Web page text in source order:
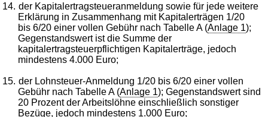
14. der Kapitalertragsteueranmeldung sowie für jede weitere
Erklärung in Zusammenhang mit Kapitalerträgen 1/20
bis 6/20 einer vollen Gebühr nach Tabelle A (Anlage 1);
Gegenstandswert ist die Summe der
kapitalertragsteuerpflichtigen Kapitalerträge, jedoch
mindestens 4.000 Euro;
15. der Lohnsteuer-Anmeldung 1/20 bis 6/20 einer vollen
Gebühr nach Tabelle A (Anlage 1); Gegenstandswert sind
20 Prozent der Arbeitslöhne einschließlich sonstiger
Bezüge, jedoch mindestens 1.000 Euro;